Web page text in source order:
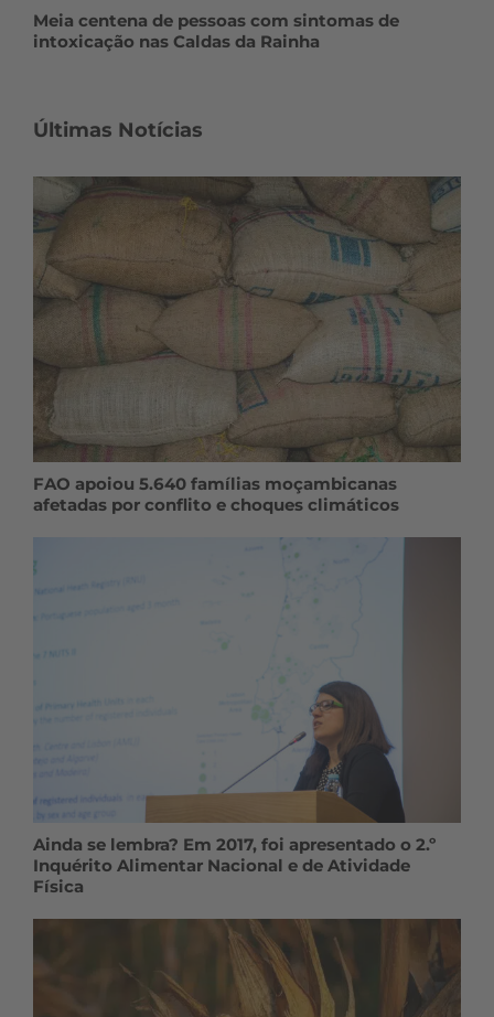
Meia centena de pessoas com sintomas de
intoxicação nas Caldas da Rainha
Últimas Notícias
FAO apoiou 5.640 famílias moçambicanas
afetadas por conflito e choques climáticos
Ainda se lembra? Em 2017, foi apresentado o 2.º
Inquérito Alimentar Nacional e de Atividade
Física